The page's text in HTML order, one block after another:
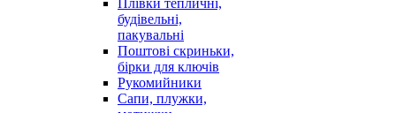
Плівки тепличні,
будівельні,
пакувальні
Поштові скриньки,
бірки для ключів
Рукомийники
Сапи, плужки,